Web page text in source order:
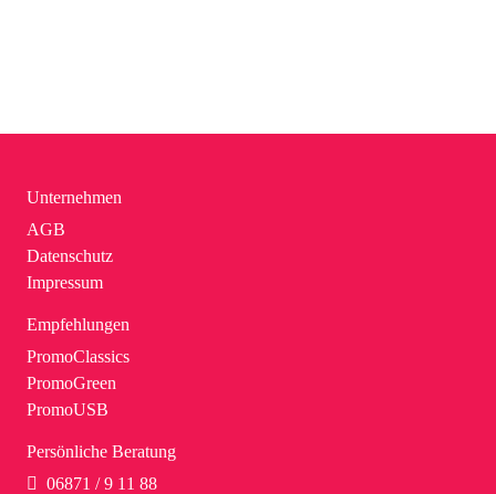
Unternehmen
AGB
Datenschutz
Impressum
Empfehlungen
PromoClassics
PromoGreen
PromoUSB
Persönliche Beratung
06871 / 9 11 88